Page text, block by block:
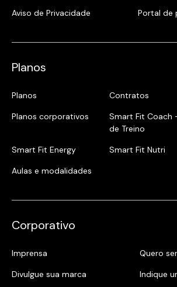
Aviso de Privacidade
Portal de
Planos
Planos
Contratos
Planos corporativos
Smart Fit Coach
de Treino
Smart Fit Energy
Smart Fit Nutri
Aulas e modalidades
Corporativo
Imprensa
Quero
Divulgue sua marca
Indique